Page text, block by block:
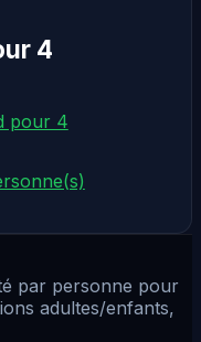
4
pour 4
par personne pour
adultes/enfants,